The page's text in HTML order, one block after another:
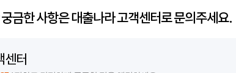
금한 사항은 대출나라 고객센터로 문의주세요.
센터